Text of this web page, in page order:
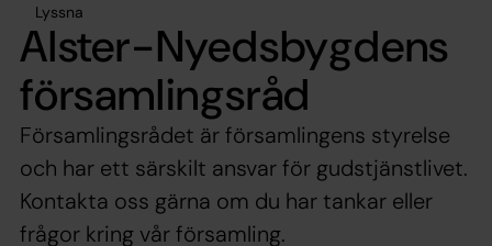
Lyssna
Alster-Nyedsbygdens
församlingsråd
Församlingsrådet är församlingens styrelse
och har ett särskilt ansvar för gudstjänstlivet.
Kontakta oss gärna om du har tankar eller
frågor kring vår församling.